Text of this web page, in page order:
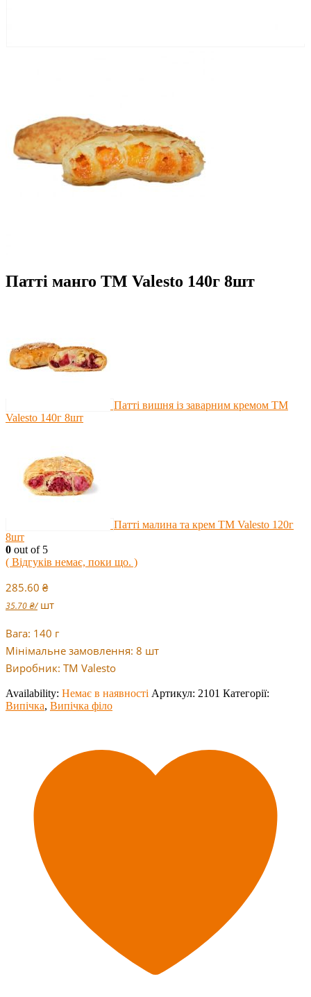
Патті манго TM Valesto 140г 8шт
Патті вишня із заварним кремом TM
Valesto 140г 8шт
Патті малина та крем TM Valesto 120г
8шт
0 out of 5
( Відгуків немає, поки що. )
285.60 ₴
35.70₴/ шт
Вага: 140 г
Мінімальне замовлення: 8 шт
Виробник: TM Valesto
Availability: Немає в наявності Артикул: 2101 Категорії:
Випічка, Випічка філо